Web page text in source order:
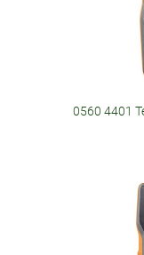
0560 4401